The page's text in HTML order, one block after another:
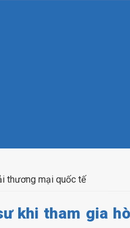
thương mại quốc tế
khi tham gia